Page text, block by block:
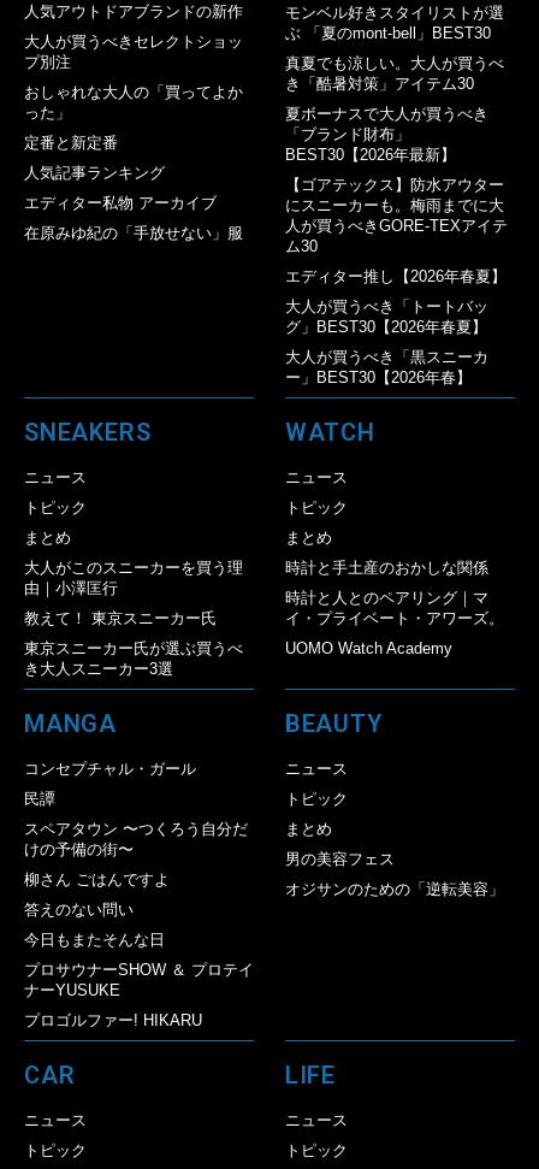
人気アウトドアブランドの新作
大人が買うべきセレクトショッ
プ別注
おしゃれな大人の「買ってよか
った」
定番と新定番
人気記事ランキング
エディター私物 アーカイブ
在原みゆ紀の「手放せない」服
モンベル好きスタイリストが選
ぶ 「夏のmont-bell」BEST30
真夏でも涼しい。大人が買うべ
き「酷暑対策」アイテム30
夏ボーナスで大人が買うべき
「ブランド財布」
BEST30【2026年最新】
【ゴアテックス】防水アウター
にスニーカーも。梅雨までに大
人が買うべきGORE-TEXアイテ
ム30
エディター推し【2026年春夏】
大人が買うべき「トートバッ
グ」BEST30【2026年春夏】
大人が買うべき「黒スニーカ
ー」BEST30【2026年春】
SNEAKERS
ニュース
トピック
まとめ
大人がこのスニーカーを買う理
由｜小澤匡行
教えて！ 東京スニーカー氏
東京スニーカー氏が選ぶ買うべ
き大人スニーカー3選
WATCH
ニュース
トピック
まとめ
時計と手土産のおかしな関係
時計と人とのペアリング｜マ
イ・プライベート・アワーズ。
UOMO Watch Academy
MANGA
コンセプチャル・ガール
民譚
スペアタウン 〜つくろう自分だ
けの予備の街〜
柳さん ごはんですよ
答えのない問い
今日もまたそんな日
プロサウナーSHOW ＆ プロテイ
ナーYUSUKE
プロゴルファー! HIKARU
BEAUTY
ニュース
トピック
まとめ
男の美容フェス
オジサンのための「逆転美容」
CAR
ニュース
トピック
LIFE
ニュース
トピック